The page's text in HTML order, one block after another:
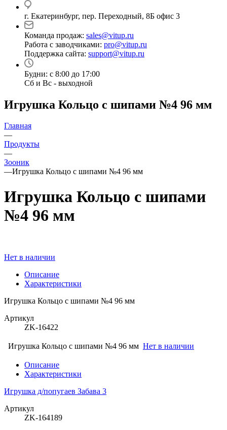
г. Екатеринбург, пер. Переходный, 8Б офис 3
Команда продаж: sales@vitup.ru
Работа с заводчиками: pro@vitup.ru
Поддержка сайта: support@vitup.ru
Будни: с 8:00 до 17:00
Сб и Вс - выходной
Игрушка Кольцо с шипами №4 96 мм
Главная
—
Продукты
—
Зооник
—Игрушка Кольцо с шипами №4 96 мм
Игрушка Кольцо с шипами
№4 96 мм
Нет в наличии
Описание
Характеристики
Игрушка Кольцо с шипами №4 96 мм
Артикул
ZK-16422
Игрушка Кольцо с шипами №4 96 мм Нет в наличии
Описание
Характеристики
Игрушка д/попугаев Забава 3
Артикул
ZK-164189